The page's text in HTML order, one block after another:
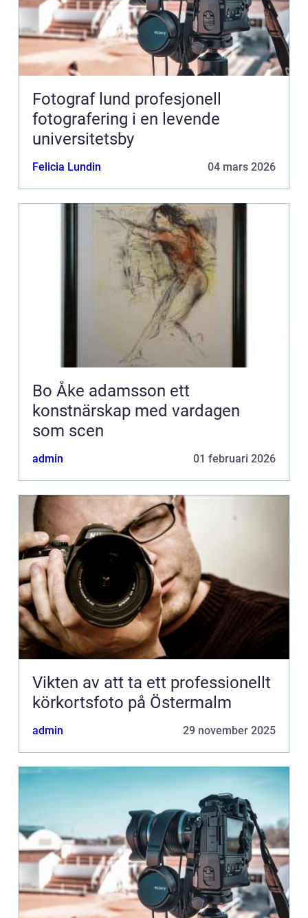
Fotograf lund profesjonell
fotografering i en levende
universitetsby
Felicia Lundin 04 mars 2026
Bo Åke adamsson ett
konstnärskap med vardagen
som scen
admin 01 februari 2026
Vikten av att ta ett professionellt
körkortsfoto på Östermalm
admin 29 november 2025